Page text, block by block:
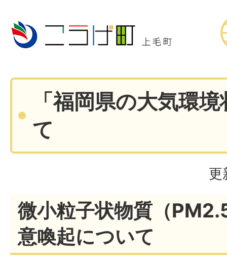
「福岡県の大気環
て
更
微小粒子状物質（
意喚起について